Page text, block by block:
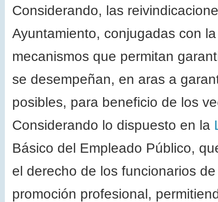
Considerando, las
Ayuntamiento, conjugadas con
mecanismos que permitan
se desempeñan, en aras a
posibles, para beneficio de los
Considerando lo dispuesto en la
Básico del Empleado Público,
el derecho de los funcionarios
promoción profesional,